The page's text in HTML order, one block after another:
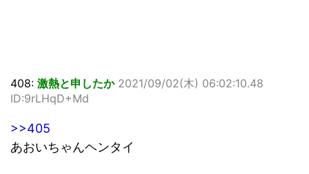
408: 激熱と申したか 2021/09/02(木) 06:02:10.48
ID:9rLHqD+Md
>>405
あおいちゃんヘンタイ